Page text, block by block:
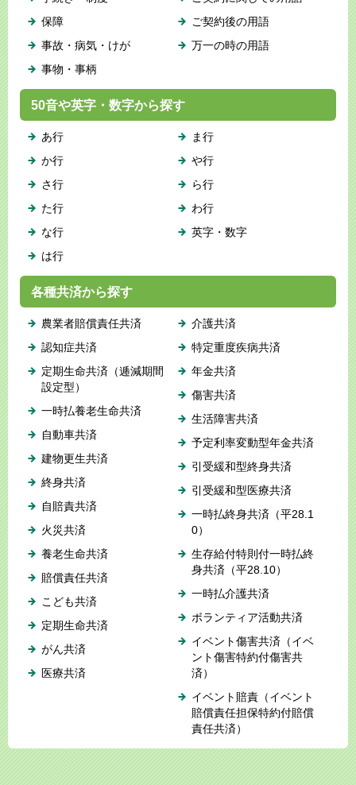
保障
事故・病気・けが
事物・事柄
ご契約後の用語
万一の時の用語
50音や英字・数字から探す
あ行
か行
さ行
た行
な行
は行
ま行
や行
ら行
わ行
英字・数字
各種共済から探す
農業者賠償責任共済
認知症共済
定期生命共済（逓減期間
設定型）
一時払養老生命共済
自動車共済
建物更生共済
終身共済
自賠責共済
火災共済
養老生命共済
賠償責任共済
こども共済
定期生命共済
がん共済
医療共済
介護共済
特定重度疾病共済
年金共済
傷害共済
生活障害共済
予定利率変動型年金共済
引受緩和型終身共済
引受緩和型医療共済
一時払終身共済（平28.1
0）
生存給付特則付一時払終
身共済（平28.10）
一時払介護共済
ボランティア活動共済
イベント傷害共済（イベ
ント傷害特約付傷害共
済）
イベント賠責（イベント
賠償責任担保特約付賠償
責任共済）